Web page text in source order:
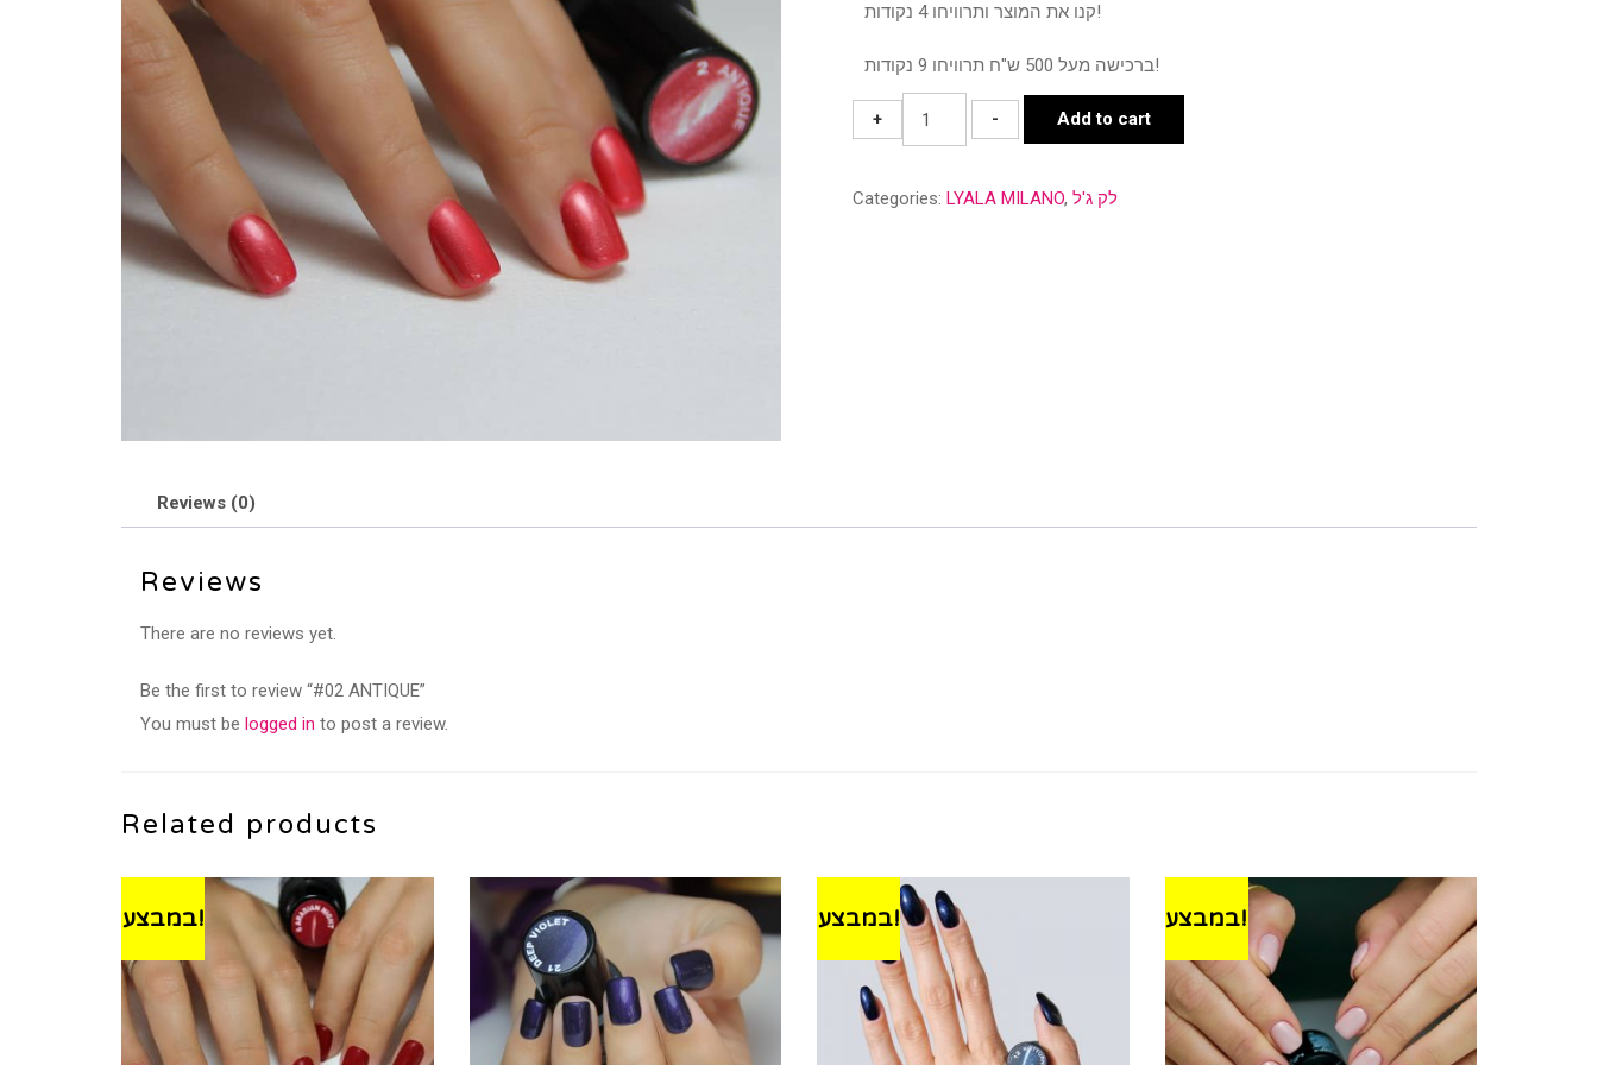
קנו את המוצר ותרוויחו 4 נקודות!
ברכישה מעל 500 ש"ח תרוויחו 9 נקודות!
+
#02
ANTIQUE
- Add to cart
Categories: LYALA MILANO, לק ג'ל
Reviews (0)
Reviews
There are no reviews yet.
Be the first to review “#02 ANTIQUE”
You must be logged in to post a review.
Related products
במבצע! במבצע! במבצע!